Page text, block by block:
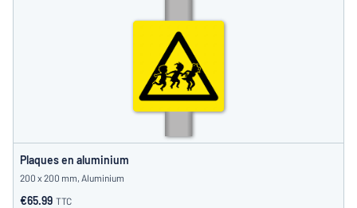
Plaques en aluminium
200 x 200 mm, Aluminium
€65.99 TTC